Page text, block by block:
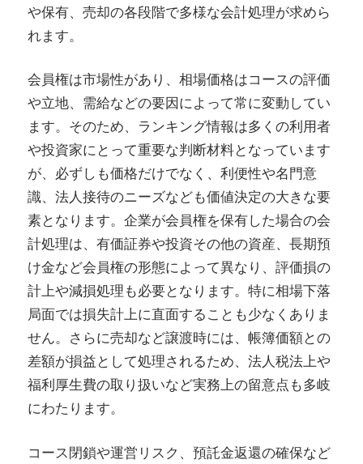
や保有、売却の各段階で多様な会計処理が求めら
れます。
会員権は市場性があり、相場価格はコースの評価
や立地、需給などの要因によって常に変動してい
ます。そのため、ランキング情報は多くの利用者
や投資家にとって重要な判断材料となっています
が、必ずしも価格だけでなく、利便性や名門意
識、法人接待のニーズなども価値決定の大きな要
素となります。企業が会員権を保有した場合の会
計処理は、有価証券や投資その他の資産、長期預
け金など会員権の形態によって異なり、評価損の
計上や減損処理も必要となります。特に相場下落
局面では損失計上に直面することも少なくありま
せん。さらに売却など譲渡時には、帳簿価額との
差額が損益として処理されるため、法人税法上や
福利厚生費の取り扱いなど実務上の留意点も多岐
にわたります。
コース閉鎖や運営リスク、預託金返還の確保など